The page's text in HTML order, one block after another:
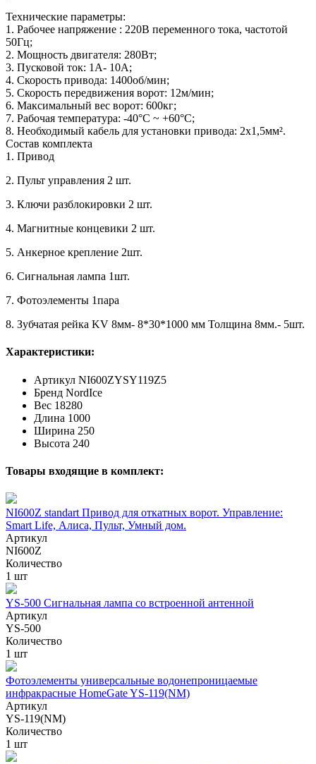
Технические параметры:
1. Рабочее напряжение : 220В переменного тока, частотой
50Гц;
2. Мощность двигателя: 280Вт;
3. Пусковой ток: 1А- 10А;
4. Скорость привода: 1400об/мин;
5. Скорость передвижения ворот: 12м/мин;
6. Максимальный вес ворот: 600кг;
7. Рабочая температура: -40°С ~ +60°C;
8. Необходимый кабель для установки привода: 2х1,5мм².
Состав комплекта
1. Привод
2. Пульт управления 2 шт.
3. Ключи разблокировки 2 шт.
4. Магнитные концевики 2 шт.
5. Анкерное крепление 2шт.
6. Сигнальная лампа 1шт.
7. Фотоэлементы 1пара
8. Зубчатая рейка KV 8мм- 8*30*1000 мм Толщина 8мм.- 5шт.
Характеристики:
Артикул NI600ZYSY119Z5
Бренд NordIce
Вес 18280
Длина 1000
Ширина 250
Высота 240
Товары входящие в комплект:
NI600Z standart Привод для откатных ворот. Управление:
Smart Life, Алиса, Пульт, Умный дом.
Артикул
NI600Z
Количество
1 шт
YS-500 Сигнальная лампа со встроенной антенной
Артикул
YS-500
Количество
1 шт
Фотоэлементы универсальные водонепроницаемые
инфракрасные HomeGate YS-119(NM)
Артикул
YS-119(NM)
Количество
1 шт